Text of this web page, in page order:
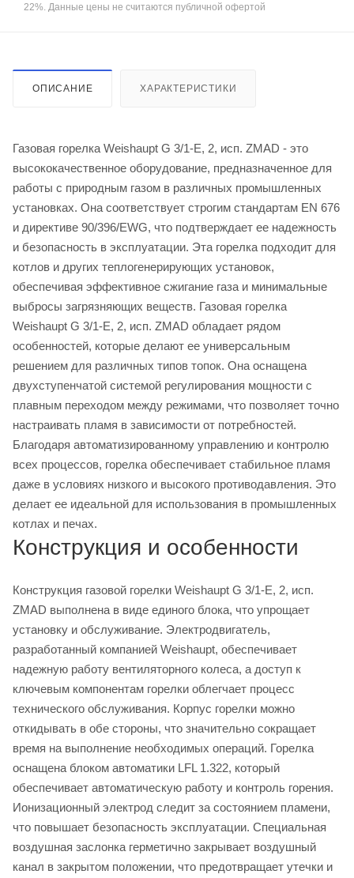
22%. Данные цены не считаются публичной офертой
ОПИСАНИЕ ХАРАКТЕРИСТИКИ
Газовая горелка Weishaupt G 3/1-E, 2, исп. ZMAD - это
высококачественное оборудование, предназначенное для
работы с природным газом в различных промышленных
установках. Она соответствует строгим стандартам EN 676
и директиве 90/396/EWG, что подтверждает ее надежность
и безопасность в эксплуатации. Эта горелка подходит для
котлов и других теплогенерирующих установок,
обеспечивая эффективное сжигание газа и минимальные
выбросы загрязняющих веществ. Газовая горелка
Weishaupt G 3/1-E, 2, исп. ZMAD обладает рядом
особенностей, которые делают ее универсальным
решением для различных типов топок. Она оснащена
двухступенчатой системой регулирования мощности с
плавным переходом между режимами, что позволяет точно
настраивать пламя в зависимости от потребностей.
Благодаря автоматизированному управлению и контролю
всех процессов, горелка обеспечивает стабильное пламя
даже в условиях низкого и высокого противодавления. Это
делает ее идеальной для использования в промышленных
котлах и печах.
Конструкция и особенности
Конструкция газовой горелки Weishaupt G 3/1-E, 2, исп.
ZMAD выполнена в виде единого блока, что упрощает
установку и обслуживание. Электродвигатель,
разработанный компанией Weishaupt, обеспечивает
надежную работу вентиляторного колеса, а доступ к
ключевым компонентам горелки облегчает процесс
технического обслуживания. Корпус горелки можно
откидывать в обе стороны, что значительно сокращает
время на выполнение необходимых операций. Горелка
оснащена блоком автоматики LFL 1.322, который
обеспечивает автоматическую работу и контроль горения.
Ионизационный электрод следит за состоянием пламени,
что повышает безопасность эксплуатации. Специальная
воздушная заслонка герметично закрывает воздушный
канал в закрытом положении, что предотвращает утечки и